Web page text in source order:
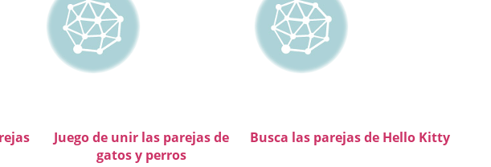
Juego de unir las parejas de
gatos y perros
Busca las parejas de Hello Kitty